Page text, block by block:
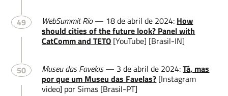
49 WebSummit Rio— 18 de abril de 2024: How
should cities of the future look? Panel with
CatComm and TETO [YouTube] [Brasil-IN]
50 Museu das Favelas— 3 de abril de 2024:Tá, mas
por que um Museu das Favelas? [Instagram
video] por Simas [Brasil-PT]